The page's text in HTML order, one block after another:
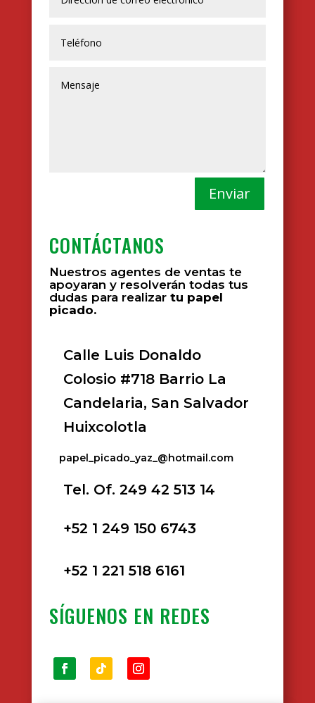
Enviar
CONTÁCTANOS
Nuestros agentes de ventas te
apoyaran y resolverán todas tus
dudas para realizartu papel
picado.
Calle Luis Donaldo
Colosio #718 Barrio La
Candelaria, San Salvador
Huixcolotla
papel_picado_yaz_@hotmail.com
Tel. Of. 249 42 513 14
+52 1 249 150 6743
+52 1 221 518 6161
SÍGUENOS EN REDES